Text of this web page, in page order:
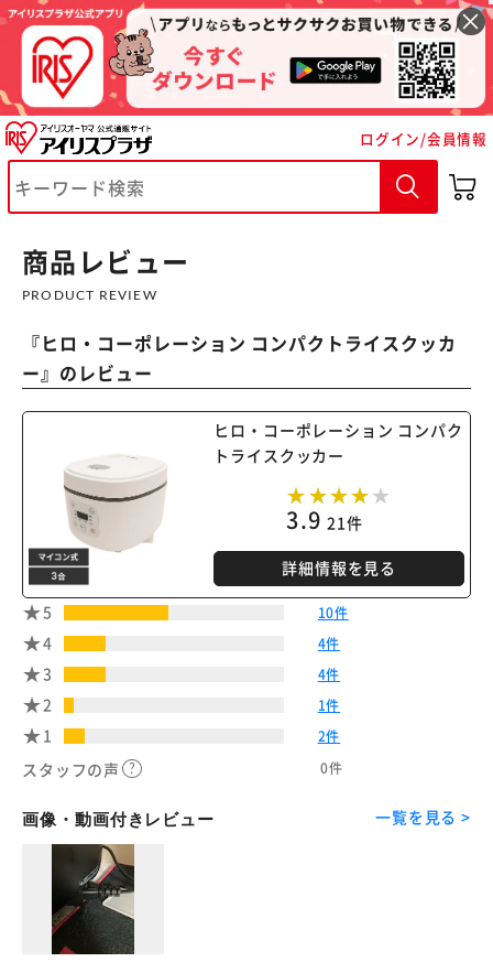
ログイン/会員情報
商品レビュー
PRODUCT REVIEW
『ヒロ・コーポレーション コンパクトライスクッカ
ー』のレビュー
ヒロ・コーポレーション コンパク
トライスクッカー
3.9 21件
詳細情報を見る
5 10件
4 4件
3 4件
2 1件
1 2件
スタッフの声 0件
画像・動画付きレビュー 一覧を見る >
※ご確認ください